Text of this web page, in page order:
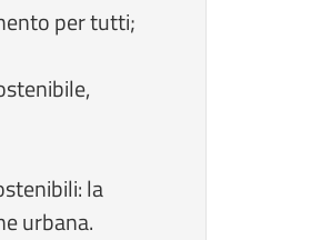
per tutti;
la
urbana.